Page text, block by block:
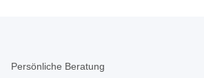
Persönliche Beratung